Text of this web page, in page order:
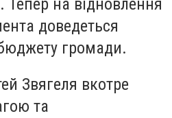
доведеться
громади.
Звягеля вкотре
та